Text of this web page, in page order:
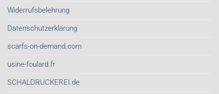
Widerrufsbelehrung
Datenschutzerklärung
scarfs-on-demand.com
usine-foulard.fr
SCHALDRUCKEREI.de